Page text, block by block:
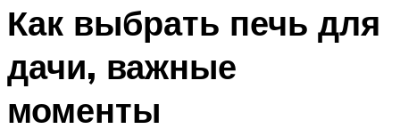
Как выбрать печь для
дачи, важные
моменты